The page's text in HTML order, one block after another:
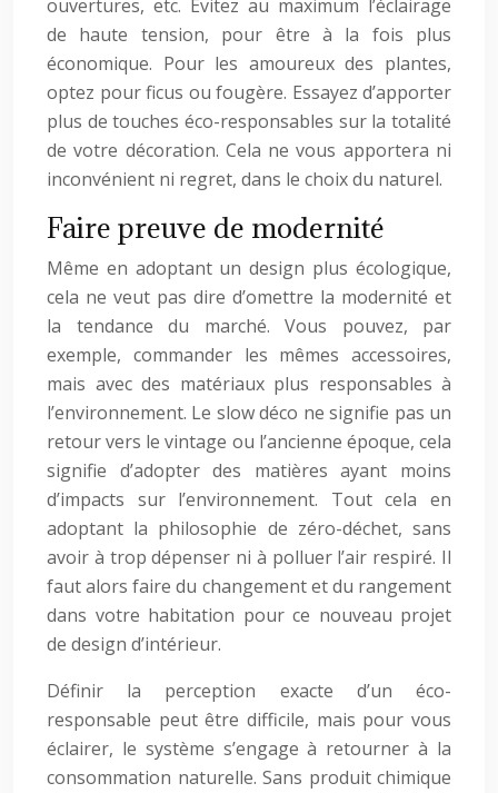
ouvertures, etc. Évitez au maximum l’éclairage
de haute tension, pour être à la fois plus
économique. Pour les amoureux des plantes,
optez pour ficus ou fougère. Essayez d’apporter
plus de touches éco-responsables sur la totalité
de votre décoration. Cela ne vous apportera ni
inconvénient ni regret, dans le choix du naturel.
Faire preuve de modernité
Même en adoptant un design plus écologique,
cela ne veut pas dire d’omettre la modernité et
la tendance du marché. Vous pouvez, par
exemple, commander les mêmes accessoires,
mais avec des matériaux plus responsables à
l’environnement. Le slow déco ne signifie pas un
retour vers le vintage ou l’ancienne époque, cela
signifie d’adopter des matières ayant moins
d’impacts sur l’environnement. Tout cela en
adoptant la philosophie de zéro-déchet, sans
avoir à trop dépenser ni à polluer l’air respiré. Il
faut alors faire du changement et du rangement
dans votre habitation pour ce nouveau projet
de design d’intérieur.
Définir la perception exacte d’un éco-
responsable peut être difficile, mais pour vous
éclairer, le système s’engage à retourner à la
consommation naturelle. Sans produit chimique